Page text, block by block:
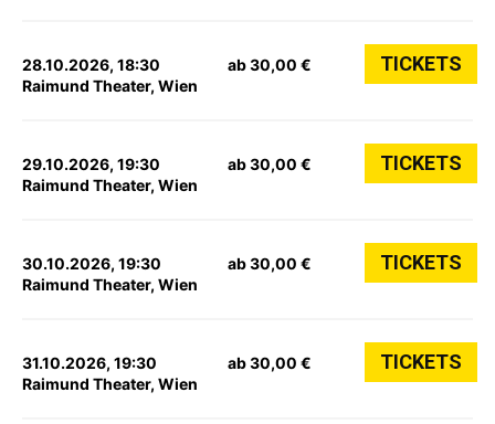
28.10.2026, 18:30
Raimund Theater, Wien
ab 30,00 € TICKETS
29.10.2026, 19:30
Raimund Theater, Wien
ab 30,00 € TICKETS
30.10.2026, 19:30
Raimund Theater, Wien
ab 30,00 € TICKETS
31.10.2026, 19:30
Raimund Theater, Wien
ab 30,00 € TICKETS